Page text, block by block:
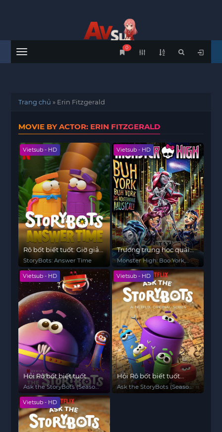
Menu
0
Trang chủ » Erin Fitzgerald
MOVIE BY ACTOR: ERIN FITZGERALD
Vietsub - HD
Rô bốt biết tuốt: Giờ giải
đáp
StoryBots: Answer Time
Vietsub - HD
Trường trung học quái
vật: Boo York, Boo York
Monster High: Boo York,
Boo York
Vietsub - HD
Hỏi Rô bốt biết tuốt
(Phần 3)
Ask the StoryBots (Season
3)
Vietsub - HD
Hỏi Rô bốt biết tuốt
(Phần 2)
Ask the StoryBots (Season
Vietsub - HD